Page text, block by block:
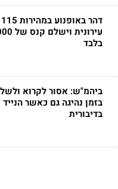
בלבד
ביהמ"ש: אסור לקרוא
בזמן נהיגה גם כאשר הנייד
בדיבורית